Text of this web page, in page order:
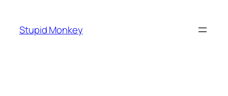
content
Stupid Monkey